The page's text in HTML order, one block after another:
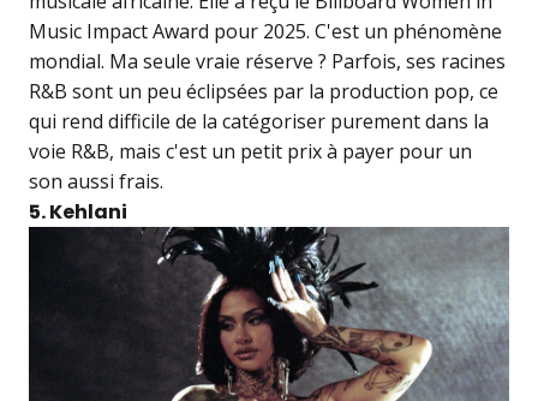
Music Impact Award pour 2025. C'est un phénomène
mondial. Ma seule vraie réserve ? Parfois, ses racines
R&B sont un peu éclipsées par la production pop, ce
qui rend difficile de la catégoriser purement dans la
voie R&B, mais c'est un petit prix à payer pour un
son aussi frais.
5. Kehlani